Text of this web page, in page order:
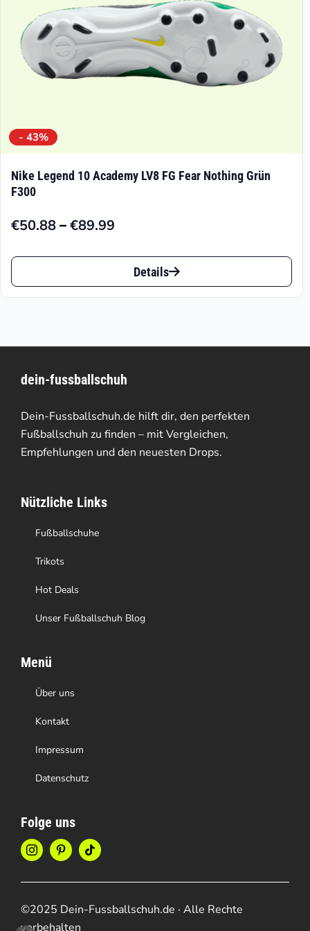
Produktseite
gewählt
werden
- 43%
Nike Legend 10 Academy LV8 FG Fear Nothing Grün
F300
€50.88–€89.99
Preisspanne:
€50.88
€89.99
Dieses
Produkt
auf.
Die
Optionen
können
der
Produktseite
gewählt
werden
Details
dein-fussballschuh
Dein-Fussballschuh.de hilft dir, den perfekten
Fußballschuh zu finden – mit Vergleichen,
Empfehlungen und den neuesten Drops.
Nützliche Links
Fußballschuhe
Trikots
Hot Deals
Unser Fußballschuh Blog
Menü
Über uns
Kontakt
Impressum
Datenschutz
Folge uns
©2025 Dein-Fussballschuh.de · Alle Rechte
vorbehalten